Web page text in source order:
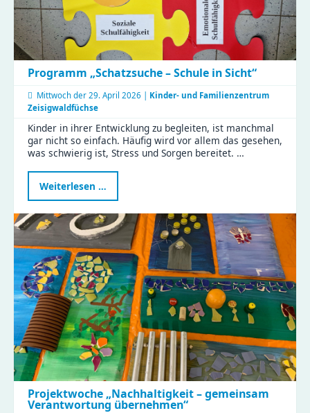
Programm „Schatzsuche – Schule in Sicht“
Mittwoch der 29. April 2026 | Kinder- und Familienzentrum
Zeisigwaldfüchse
Kinder in ihrer Entwicklung zu begleiten, ist manchmal
gar nicht so einfach. Häufig wird vor allem das gesehen,
was schwierig ist, Stress und Sorgen bereitet. …
Weiterlesen …
„Schatzsuche
Schule
in
Sicht“
Projektwoche „Nachhaltigkeit – gemeinsam
Verantwortung übernehmen“